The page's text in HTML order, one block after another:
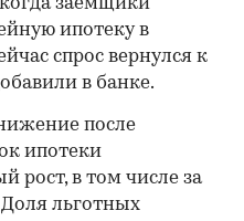
заемщики
ипотеку в
спрос вернулся к
в банке.
после
ипотеки
рост, в том числе за
льготных